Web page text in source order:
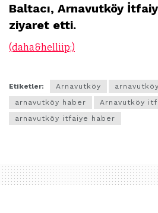
Baltacı, Arnavutköy
ziyaret etti.
(daha&helliip;)
Etiketler: Arnavutköy
arnavutköy haber
Arnavutköy
arnavutköy itfaiye haber